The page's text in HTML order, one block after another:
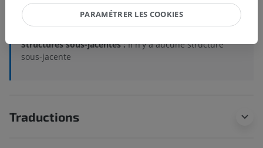
Parties du corps> Membre pelvien> Cuisse>
Face crâniale
Structures sous-jacentes :Il n'y a aucune structure
sous-jacente
Traductions
PARAMÉTRER LES COOKIES